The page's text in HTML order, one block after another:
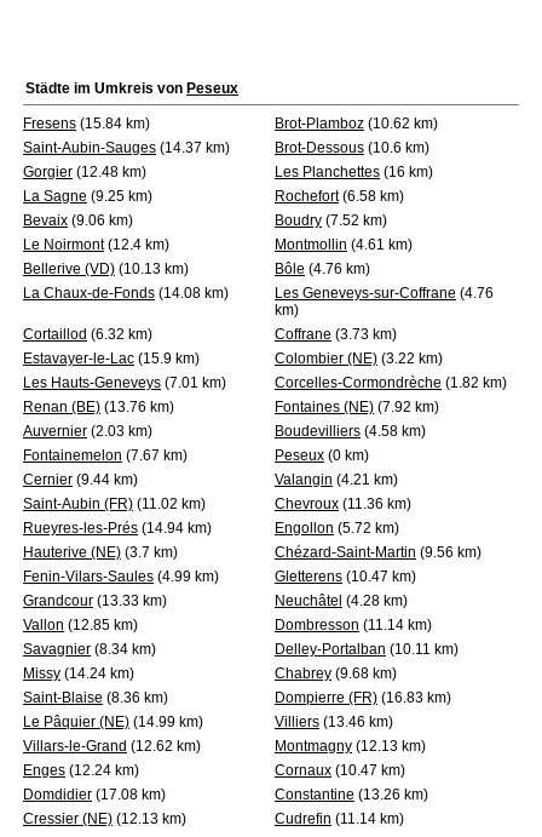
Städte im Umkreis von Peseux
Fresens (15.84 km) Brot-Plamboz (10.62 km)
Saint-Aubin-Sauges (14.37 km) Brot-Dessous (10.6 km)
Gorgier (12.48 km) Les Planchettes (16 km)
La Sagne (9.25 km) Rochefort(6.58 km)
Bevaix (9.06 km) Boudry (7.52 km)
Le Noirmont(12.4 km) Montmollin (4.61 km)
Bellerive (VD) (10.13 km) Bôle (4.76 km)
La Chaux-de-Fonds (14.08 km) Les Geneveys-sur-Coffrane (4.76
km)
Cortaillod (6.32 km) Coffrane (3.73 km)
Estavayer-le-Lac (15.9 km) Colombier (NE) (3.22 km)
Les Hauts-Geneveys (7.01 km) Corcelles-Cormondrèche (1.82 km)
Renan (BE) (13.76 km) Fontaines (NE) (7.92 km)
Auvernier (2.03 km) Boudevilliers (4.58 km)
Fontainemelon (7.67 km) Peseux (0 km)
Cernier (9.44 km) Valangin (4.21 km)
Saint-Aubin (FR) (11.02 km) Chevroux (11.36 km)
Rueyres-les-Prés (14.94 km) Engollon (5.72 km)
Hauterive (NE) (3.7 km) Chézard-Saint-Martin (9.56 km)
Fenin-Vilars-Saules (4.99 km) Gletterens (10.47 km)
Grandcour (13.33 km) Neuchâtel (4.28 km)
Vallon (12.85 km) Dombresson (11.14 km)
Savagnier (8.34 km) Delley-Portalban (10.11 km)
Missy (14.24 km) Chabrey (9.68 km)
Saint-Blaise (8.36 km) Dompierre (FR) (16.83 km)
Le Pâquier (NE) (14.99 km) Villiers (13.46 km)
Villars-le-Grand (12.62 km) Montmagny (12.13 km)
Enges (12.24 km) Cornaux (10.47 km)
Domdidier (17.08 km) Constantine (13.26 km)
Cressier (NE) (12.13 km) Cudrefin (11.14 km)